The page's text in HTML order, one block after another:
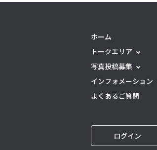
ホーム
トークエリア
写真投稿募集
インフォメーション
よくあるご質問
ログイン